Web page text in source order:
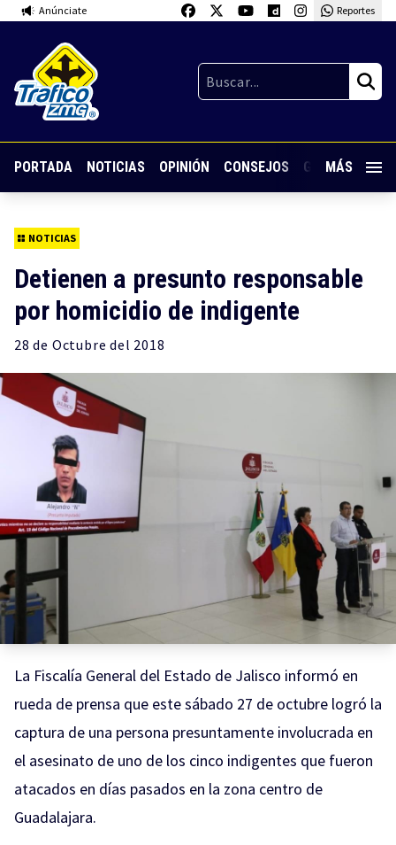
Anúnciate Reportes
PORTADA NOTICIAS OPINIÓN CONSEJOS GUARDIA
MÁS
NOTICIAS
Detienen a presunto responsable
por homicidio de indigente
28 de Octubre del 2018
La Fiscalía General del Estado de Jalisco informó en
rueda de prensa que este sábado 27 de octubre logró la
captura de una persona presuntamente involucrada en
el asesinato de uno de los cinco indigentes que fueron
atacados en días pasados en la zona centro de
Guadalajara.